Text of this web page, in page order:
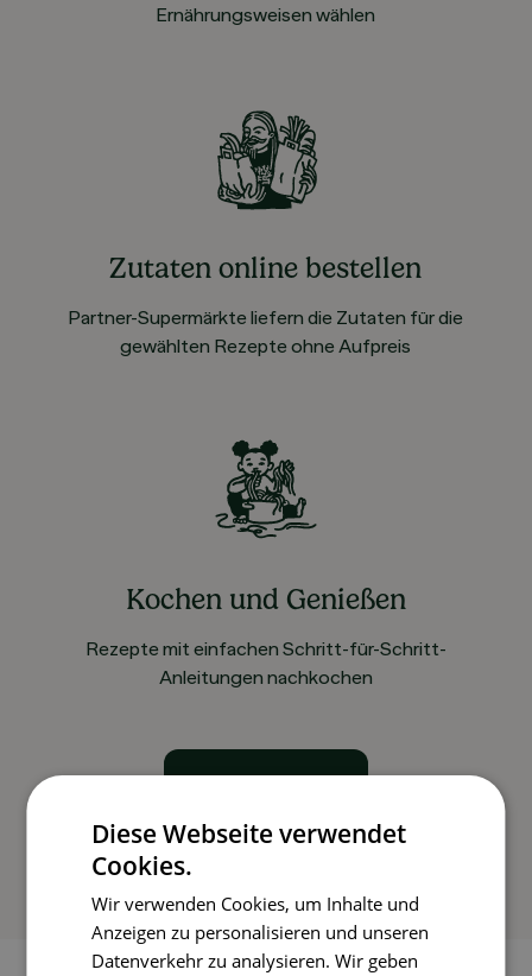
Ernährungsweisen wählen
Zutaten online bestellen
Partner-Supermärkte liefern die Zutaten für die
gewählten Rezepte ohne Aufpreis
Kochen und Genießen
Rezepte mit einfachen Schritt-für-Schritt-
Anleitungen nachkochen
Diese Webseite verwendet
Cookies.
Wir verwenden Cookies, um Inhalte und
Anzeigen zu personalisieren und unseren
Datenverkehr zu analysieren. Wir geben